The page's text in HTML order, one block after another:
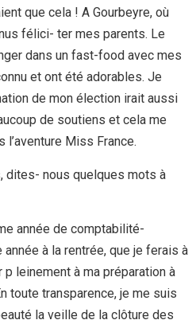
que cela ! A Gourbeyre, où
félici- ter mes parents. Le
dans un fast-food avec mes
et ont été adorables. Je
de mon élection irait aussi
de soutiens et cela me
l’aventure Miss France.
dites- nous quelques mots à
année de comptabilité-
à la rentrée, que je ferais à
leinement à ma préparation à
toute transparence, je me suis
la veille de la clôture des